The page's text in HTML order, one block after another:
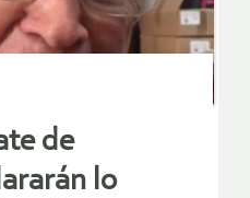
de
lo